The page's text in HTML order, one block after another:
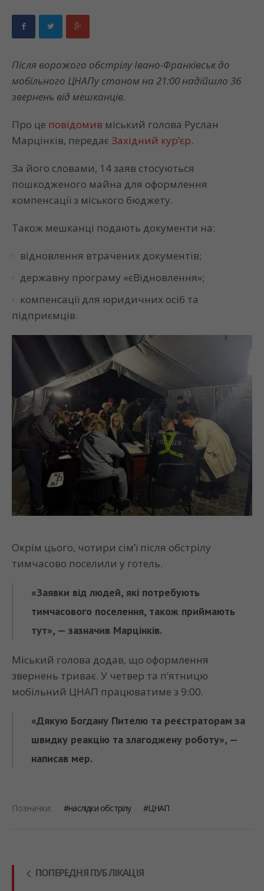
Після ворожого обстрілуІвано-Франківськдо
мобільного ЦНАПу станом на 21:00 надійшло 36
звернень від мешканців.
Про це повідомив міський голова Руслан
Марцінків, передає Західний кур’єр.
За його словами, 14 заяв стосуються
пошкодженого майна для оформлення
компенсації з міського бюджету.
Також мешканці подають документи на:
відновлення втрачених документів;
державну програму «єВідновлення»;
компенсації для юридичних осіб та
підприємців.
Окрім цього, чотири сім’ї після обстрілу
тимчасово поселили у готель.
«Заявки від людей, які потребують
тимчасового поселення, також приймають
тут», — зазначив Марцінків.
Міський голова додав, що оформлення
звернень триває. У четвер та п’ятницю
мобільний ЦНАП працюватиме з 9:00.
«Дякую Богдану Пителю та реєстраторам за
швидку реакцію та злагоджену роботу», —
написав мер.
Позначки: наслідки обстрілу ЦНАП
ПОПЕРЕДНЯ ПУБЛІКАЦІЯ